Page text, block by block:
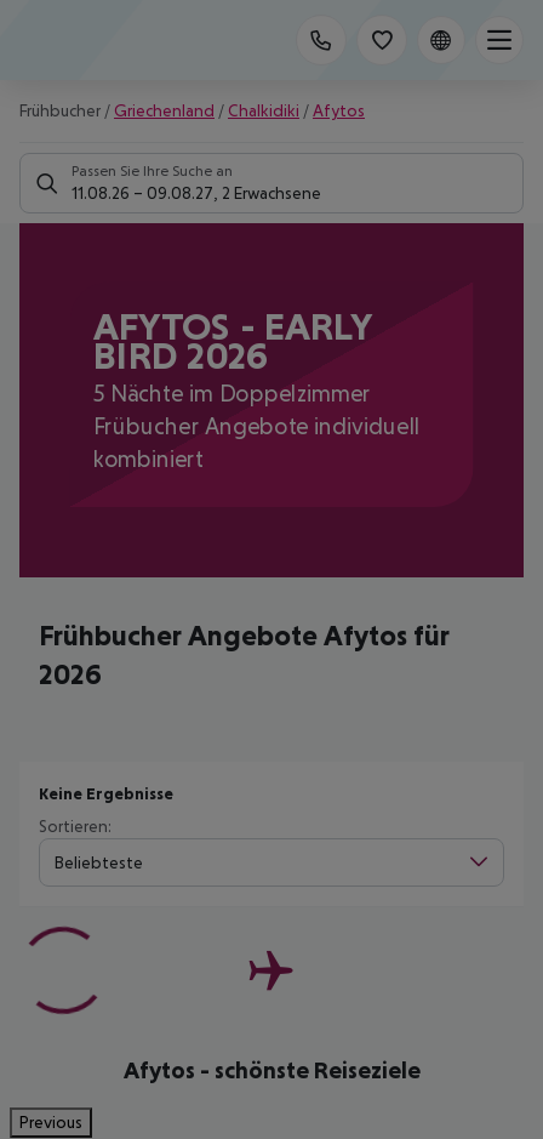
Frühbucher / Griechenland / Chalkidiki /Afytos
Passen Sie Ihre Suche an
11.08.26 – 09.08.27 2 Erwachsene
AFYTOS - EARLY
BIRD 2026
5 Nächte im Doppelzimmer
Frübucher Angebote individuell
kombiniert
Frühbucher Angebote Afytos für
2026
Keine Ergebnisse
Sortieren:
Beliebteste
Afytos - schönste Reiseziele
Previous